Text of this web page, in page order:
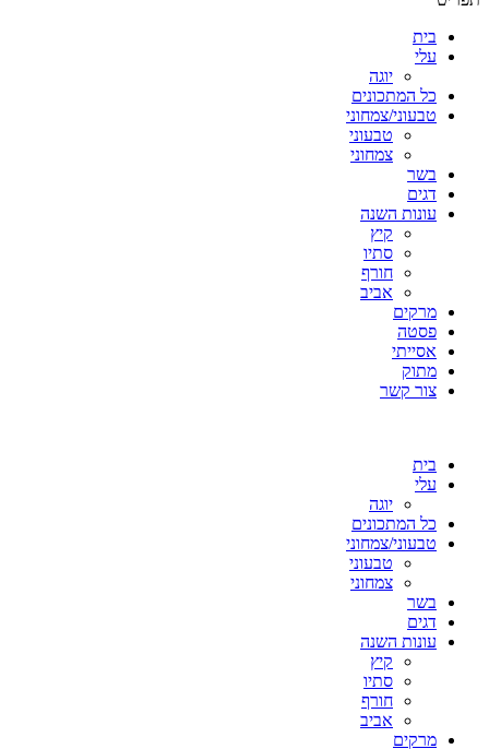
בית
עלי
יוגה
כל המתכונים
טבעוני/צמחוני
טבעוני
צמחוני
בשר
דגים
עונות השנה
קיץ
סתיו
חורף
אביב
מרקים
פסטה
אסייתי
מתוק
צור קשר
בית
עלי
יוגה
כל המתכונים
טבעוני/צמחוני
טבעוני
צמחוני
בשר
דגים
עונות השנה
קיץ
סתיו
חורף
אביב
מרקים